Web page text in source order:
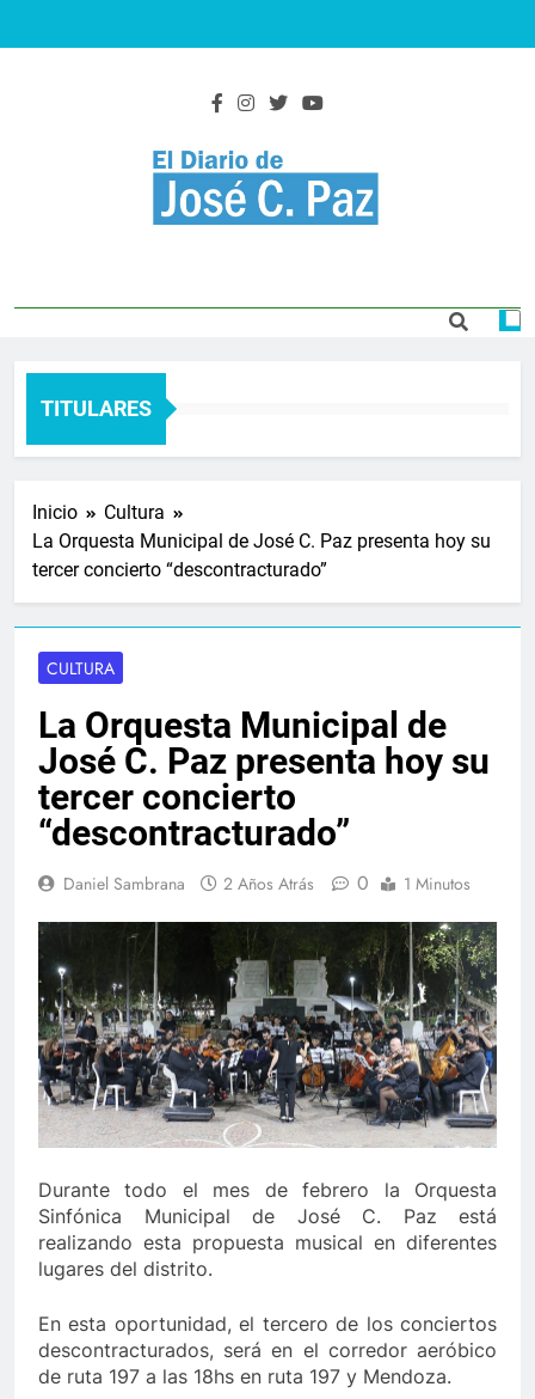
C. Paz
TITULARES
Inicio
Cultura
La Orquesta Municipal de José C. Paz presenta hoy su
tercer concierto “descontracturado”
CULTURA
La Orquesta Municipal de
José C. Paz presenta hoy su
tercer concierto
“descontracturado”
Daniel Sambrana 2 Años Atrás 0 1 Minutos
Durante todo el mes de febrero la Orquesta
Sinfónica Municipal de José C. Paz está
realizando esta propuesta musical en diferentes
lugares del distrito.
En esta oportunidad, el tercero de los conciertos
descontracturados, será en el corredor aeróbico
de ruta 197 a las 18hs en ruta 197 y Mendoza.